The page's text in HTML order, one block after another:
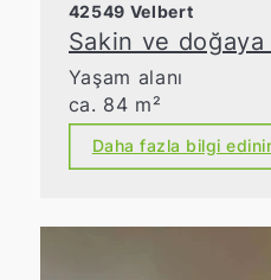
42549 Velbert
Yaşam alanı
ca. 84 m²
Daha fazla bilgi